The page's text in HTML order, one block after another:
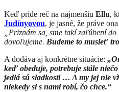
Keď príde reč na najmenšiu Ellu,
Judínyovou, je jasné, že práve
„Priznám sa, sme takí zaľúbení
dovoľujeme. Budeme to musieť
A dodáva aj konkrétne situácie:
keď obeduje, potrebuje stále
jedlá sú sladkosti … A my jej nie
niekedy si s nami robí, čo chce.“